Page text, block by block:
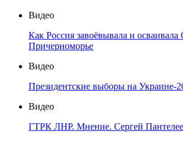
Видео
Как Россия завоёвывала и осваивала
Причерноморье
Видео
Президентские выборы на Украине-
Видео
ГТРК ЛНР. Мнение. Сергей